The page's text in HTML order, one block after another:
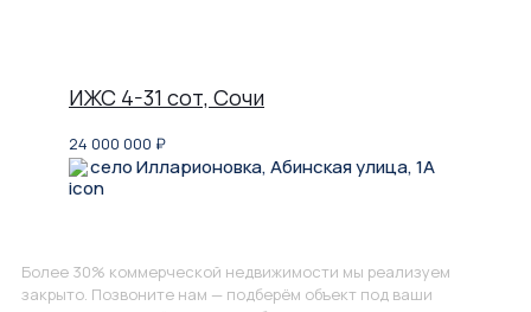
ИЖС 4-31 сот, Сочи
24 000 000 ₽
село Илларионовка, Абинская улица, 1А
Более 30% коммерческой недвижимости мы реализуем
закрыто. Позвоните нам — подберём объект под ваши